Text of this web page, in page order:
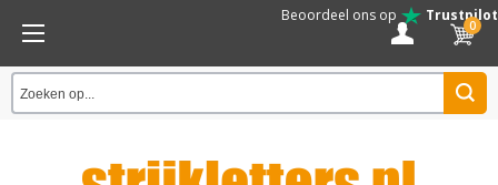
Beoordeel ons op Trustpilot
0